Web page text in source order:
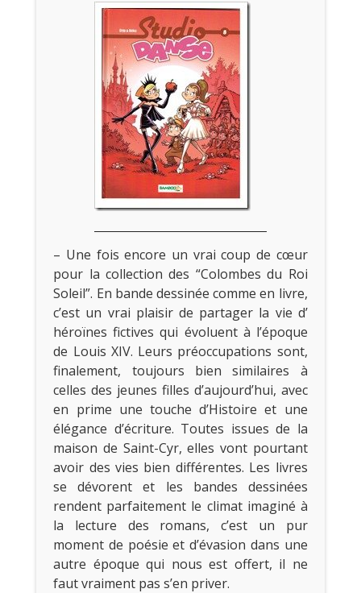
– Une fois encore un vrai coup de cœur
pour la collection des “Colombes du Roi
Soleil”. En bande dessinée comme en livre,
c’est un vrai plaisir de partager la vie d’
héroïnes fictives qui évoluent à l’époque
de Louis XIV. Leurs préoccupations sont,
finalement, toujours bien similaires à
celles des jeunes filles d’aujourd’hui, avec
en prime une touche d’Histoire et une
élégance d’écriture. Toutes issues de la
maison de Saint-Cyr, elles vont pourtant
avoir des vies bien différentes. Les livres
se dévorent et les bandes dessinées
rendent parfaitement le climat imaginé à
la lecture des romans, c’est un pur
moment de poésie et d’évasion dans une
autre époque qui nous est offert, il ne
faut vraiment pas s’en priver.